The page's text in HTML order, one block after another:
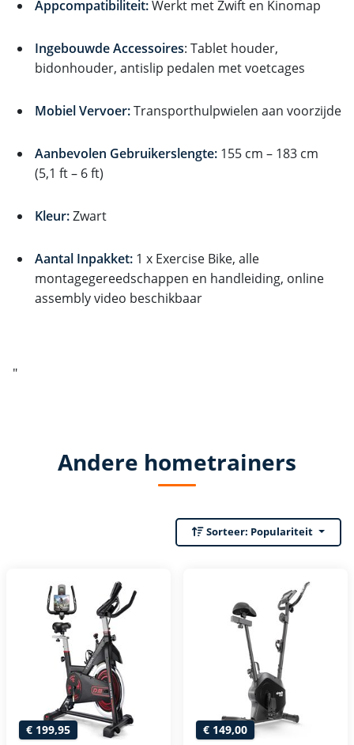
Appcompatibiliteit:Werkt met Zwift en Kinomap
Ingebouwde Accessoires: Tablet houder,
bidonhouder, antislip pedalen met voetcages
Mobiel Vervoer:Transporthulpwielen aan voorzijde
Aanbevolen Gebruikerslengte: 155 cm – 183 cm
(5,1 ft – 6 ft)
Kleur:Zwart
Aantal Inpakket: 1 x Exercise Bike, alle
montagegereedschappen en handleiding, online
assembly video beschikbaar
"
Andere hometrainers
Sorteer: Populariteit
€ 199,95 € 149,00